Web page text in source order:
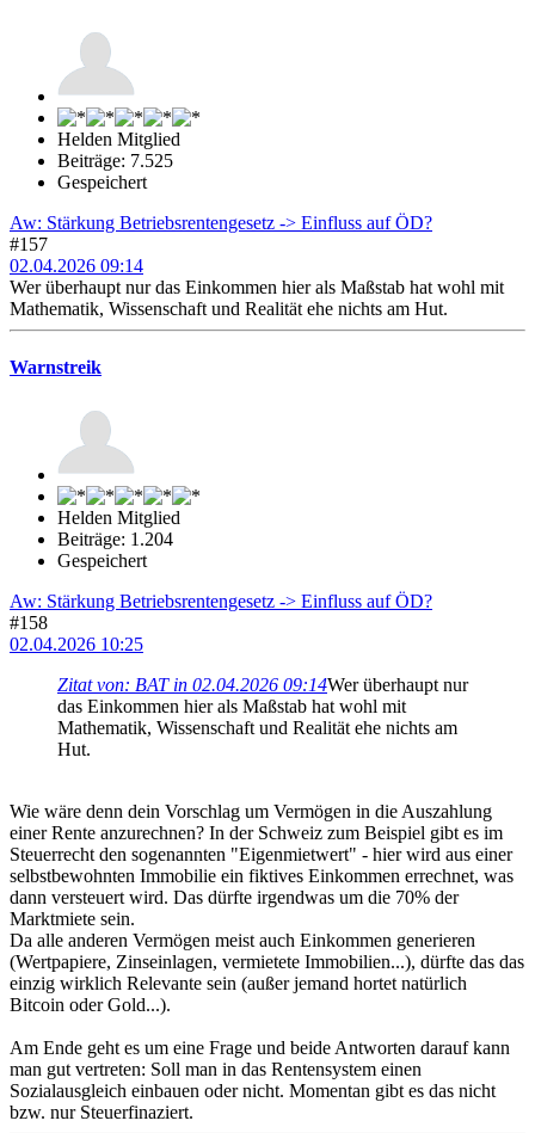
Helden Mitglied
Beiträge: 7.525
Gespeichert
Aw: Stärkung Betriebsrentengesetz -> Einfluss auf ÖD?
#157
02.04.2026 09:14
Wer überhaupt nur das Einkommen hier als Maßstab hat wohl mit
Mathematik, Wissenschaft und Realität ehe nichts am Hut.
Warnstreik
Helden Mitglied
Beiträge: 1.204
Gespeichert
Aw: Stärkung Betriebsrentengesetz -> Einfluss auf ÖD?
#158
02.04.2026 10:25
Zitat von: BAT in 02.04.2026 09:14Wer überhaupt nur
das Einkommen hier als Maßstab hat wohl mit
Mathematik, Wissenschaft und Realität ehe nichts am
Hut.
Wie wäre denn dein Vorschlag um Vermögen in die Auszahlung
einer Rente anzurechnen? In der Schweiz zum Beispiel gibt es im
Steuerrecht den sogenannten "Eigenmietwert" - hier wird aus einer
selbstbewohnten Immobilie ein fiktives Einkommen errechnet, was
dann versteuert wird. Das dürfte irgendwas um die 70% der
Marktmiete sein.
Da alle anderen Vermögen meist auch Einkommen generieren
(Wertpapiere, Zinseinlagen, vermietete Immobilien...), dürfte das das
einzig wirklich Relevante sein (außer jemand hortet natürlich
Bitcoin oder Gold...).
Am Ende geht es um eine Frage und beide Antworten darauf kann
man gut vertreten: Soll man in das Rentensystem einen
Sozialausgleich einbauen oder nicht. Momentan gibt es das nicht
bzw. nur Steuerfinaziert.